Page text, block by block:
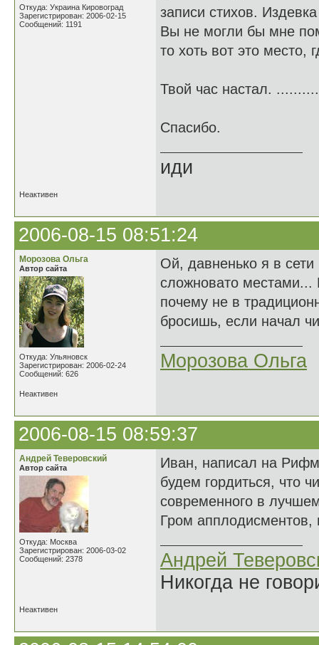
Откуда: Украина Кировоград
Зарегистрирован: 2006-02-15
Сообщений: 1191
записи стихов.
Вы не могли бы мне
то хоть вот это место,
Твой час настал.
Спасибо.
иди
Неактивен
2006-08-15 08:51:24
Морозова Ольга
Автор сайта
Откуда: Ульяновск
Зарегистрирован: 2006-02-24
Сообщений: 626
Ой, давненько я в
сложновато местами...
почему не в
бросишь, если начал
Морозова Ольга
Неактивен
2006-08-15 08:59:37
Андрей Теверовский
Автор сайта
Откуда: Москва
Зарегистрирован: 2006-03-02
Сообщений: 2378
Иван, написал на
будем гордиться, что
современного в
Гром
Андрей
Никогда не
Неактивен